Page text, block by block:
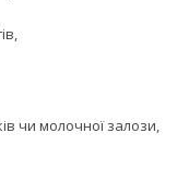
чи молочної залози,